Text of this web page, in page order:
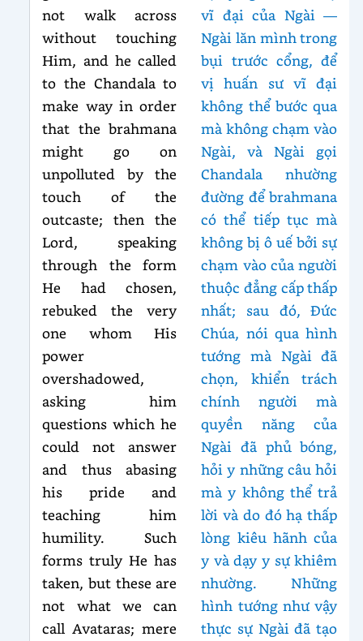
not walk across
without touching
Him, and he called
to the Chandala to
make way in order
that the brahmana
might go on
unpolluted by the
touch of the
outcaste; then the
Lord, speaking
through the form
He had chosen,
rebuked the very
one whom His
power
overshadowed,
asking him
questions which he
could not answer
and thus abasing
his pride and
teaching him
humility. Such
forms truly He has
taken, but these are
not what we can
call Avataras; mere
vĩ đại của Ngài —
Ngài lăn mình trong
bụi trước cổng, để
vị huấn sư vĩ đại
không thể bước qua
mà không chạm vào
Ngài, và Ngài gọi
Chandala nhường
đường để brahmana
có thể tiếp tục mà
không bị ô uế bởi sự
chạm vào của người
thuộc đẳng cấp thấp
nhất; sau đó, Đức
Chúa, nói qua hình
tướng mà Ngài đã
chọn, khiển trách
chính người mà
quyền năng của
Ngài đã phủ bóng,
hỏi y những câu hỏi
mà y không thể trả
lời và do đó hạ thấp
lòng kiêu hãnh của
y và dạy y sự khiêm
nhường. Những
hình tướng như vậy
thực sự Ngài đã tạo